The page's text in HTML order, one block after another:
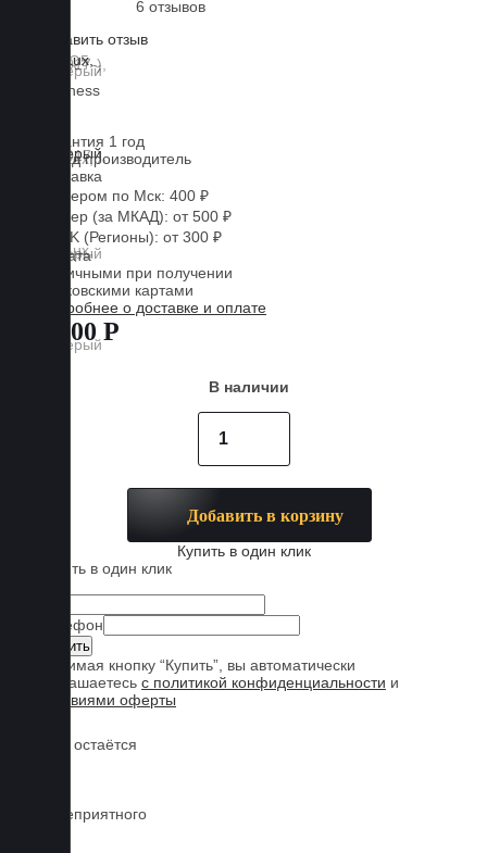
6 отзывов
Оставить отзыв
Business
Гарантия 1 год
Завод производитель
Доставка
Курьером по Мск: 400 ₽
Курьер (за МКАД): от 500 ₽
CDEK (Регионы): от 300 ₽
Оплата
Наличными при получении
Банковскими картами
Подробнее о доставке и оплате
7 800 Р
В наличии
Добавить в корзину
Купить в один клик
Купить в один клик
Телефон
Нажимая кнопку “Купить”, вы автоматически
соглашаетесь с политикой конфиденциальности и
условиями оферты
Обувь остаётся
Нет неприятного